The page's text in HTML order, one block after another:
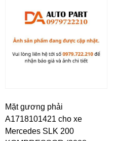
Mặt gương phải
A1718101421 cho xe
Mercedes SLK 200